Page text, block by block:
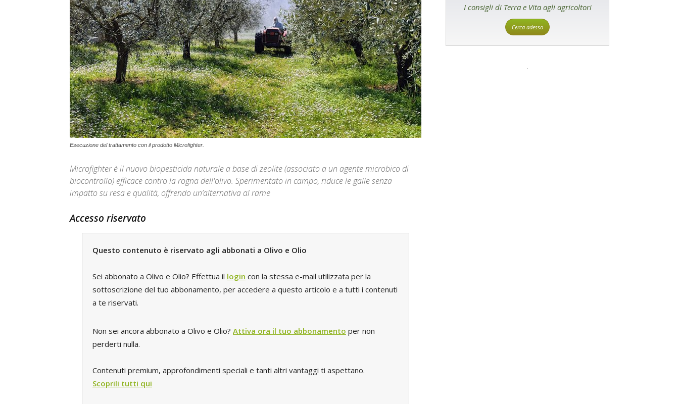
Esecuzione del trattamento con il prodotto Microfighter.
Microfighter è il nuovo biopesticida naturale a base di zeolite (associato a un agente microbico di
biocontrollo) efficace contro la rogna dell'olivo. Sperimentato in campo, riduce le galle senza
impatto su resa e qualità, offrendo un’alternativa al rame
Accesso riservato
Questo contenuto è riservato agli abbonati a Olivo e Olio
Sei abbonato a Olivo e Olio? Effettua il login con la stessa e-mail utilizzata per la
sottoscrizione del tuo abbonamento, per accedere a questo articolo e a tutti i contenuti
a te riservati.
Non sei ancora abbonato a Olivo e Olio? Attiva ora il tuo abbonamento per non
perderti nulla.
Contenuti premium, approfondimenti speciali e tanti altri vantaggi ti aspettano.
Scoprili tutti qui
I consigli di Terra e Vita agli agricoltori
Cerca adesso